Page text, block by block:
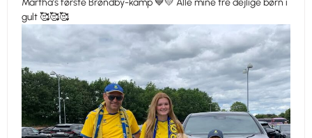
Martha’s første Brøndby-kamp 💙💛 Alle mine tre dejlige børn i
gult 🥰🥰🥰